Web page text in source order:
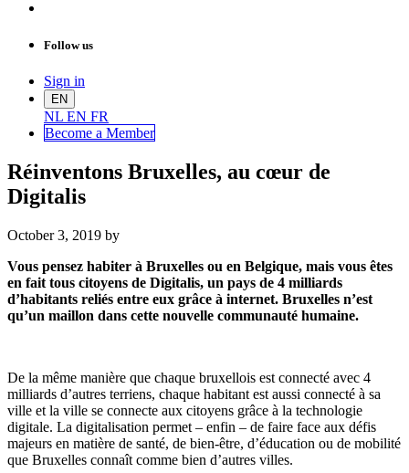
Follow us
Sign in
EN
NL EN FR
Become a Member
Réinventons Bruxelles, au cœur de
Digitalis
October 3, 2019 by
Vous pensez habiter à Bruxelles ou en Belgique, mais vous êtes
en fait tous citoyens de Digitalis, un pays de 4 milliards
d’habitants reliés entre eux grâce à internet. Bruxelles n’est
qu’un maillon dans cette nouvelle communauté humaine.
De la même manière que chaque bruxellois est connecté avec 4
milliards d’autres terriens, chaque habitant est aussi connecté à sa
ville et la ville se connecte aux citoyens grâce à la technologie
digitale. La digitalisation permet – enfin – de faire face aux défis
majeurs en matière de santé, de bien-être, d’éducation ou de mobilité
que Bruxelles connaît comme bien d’autres villes.